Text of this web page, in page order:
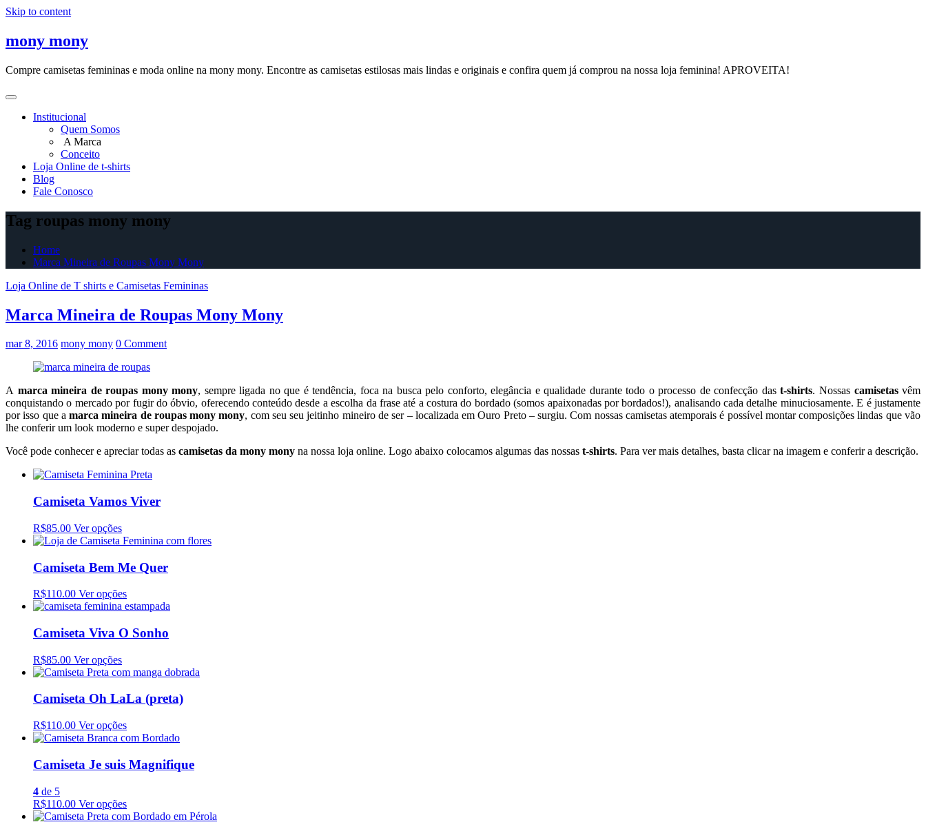
Skip to content
mony mony
Compre camisetas femininas e moda online na mony mony. Encontre as camisetas estilosas mais lindas e originais e confira quem já comprou na nossa loja feminina! APROVEITA!
Institucional
Quem Somos
A Marca
Conceito
Loja Online de t-shirts
Blog
Fale Conosco
Tag roupas mony mony
Home
Marca Mineira de Roupas Mony Mony
Loja Online de T shirts e Camisetas Femininas
Marca Mineira de Roupas Mony Mony
mar 8, 2016 mony mony 0 Comment
A marca mineira de roupas mony mony, sempre ligada no que é tendência, foca na busca pelo conforto, elegância e qualidade durante todo o processo de confecção dast-shirts. Nossas camisetasvêm
conquistando o mercado por fugir do óbvio, oferecendo conteúdo desde a escolha da frase até a costura do bordado (somos apaixonadas por bordados!), analisando cada detalhe minuciosamente. E é justamente
por isso que amarca mineira de roupas mony mony, com seu seu jeitinho mineiro de ser – localizada em Ouro Preto – surgiu. Com nossas camisetas atemporais é possível montar composições lindas que vão
lhe conferir um look moderno e super despojado.
Você pode conhecer e apreciar todas as camisetas da mony mony na nossa loja online. Logo abaixo colocamos algumas das nossas t-shirts. Para ver mais detalhes, basta clicar na imagem e conferir a descrição.
Camiseta Vamos Viver
R$85.00 Ver opções
Camiseta Bem Me Quer
R$110.00 Ver opções
Camiseta Viva O Sonho
R$85.00 Ver opções
Camiseta Oh LaLa (preta)
R$110.00 Ver opções
Camiseta Je suis Magnifique
4 de 5
R$110.00 Ver opções